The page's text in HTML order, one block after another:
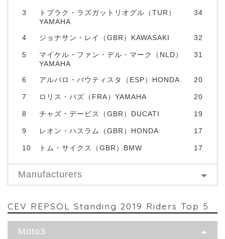
3
トプラク・ラズガットリオグル（TUR）
YAMAHA
34
4 ジョナサン・レイ（GBR）KAWASAKI 32
5
マイケル・ファン・デル・マーク（NLD）
YAMAHA
31
6 アルバロ・バウティスタ（ESP）HONDA 20
7 ロリス・バズ（FRA）YAMAHA 20
8 チャズ・デービス（GBR）DUCATI 19
9 レオン・ハスラム（GBR）HONDA 17
10 トム・サイクス（GBR）BMW 17
Manufacturers
CEV REPSOL Standing 2019 Riders Top 5
Moto3